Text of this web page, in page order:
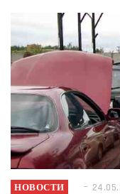
НОВОСТИ